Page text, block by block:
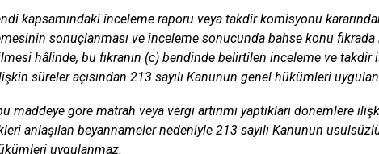
kapsamındaki inceleme raporu veya takdir komisyonu
sonuçlanması ve inceleme sonucunda bahse konu
hâlinde, bu fıkranın (c) bendinde belirtilen inceleme ve takdir
süreler açısından 213 sayılı Kanunun genel hükümleri
maddeye göre matrah veya vergi artırımı yaptıkları dönemlere
anlaşılan beyannameler nedeniyle 213 sayılı Kanunun
uygulanmaz.